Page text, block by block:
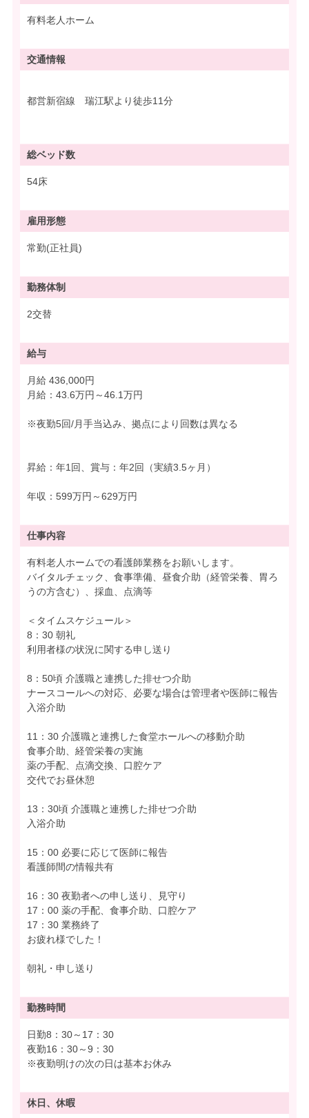
有料老人ホーム
交通情報
都営新宿線 瑞江駅より徒歩11分
総ベッド数
54床
雇用形態
常勤(正社員)
勤務体制
2交替
給与
月給 436,000円
月給：43.6万円～46.1万円
※夜勤5回/月手当込み、拠点により回数は異なる
昇給：年1回、賞与：年2回（実績3.5ヶ月）
年収：599万円～629万円
仕事内容
有料老人ホームでの看護師業務をお願いします。
バイタルチェック、食事準備、昼食介助（経管栄養、胃ろ
うの方含む）、採血、点滴等
＜タイムスケジュール＞
8：30 朝礼
利用者様の状況に関する申し送り
8：50頃 介護職と連携した排せつ介助
ナースコールへの対応、必要な場合は管理者や医師に報告
入浴介助
11：30 介護職と連携した食堂ホールへの移動介助
食事介助、経管栄養の実施
薬の手配、点滴交換、口腔ケア
交代でお昼休憩
13：30頃 介護職と連携した排せつ介助
入浴介助
15：00 必要に応じて医師に報告
看護師間の情報共有
16：30 夜勤者への申し送り、見守り
17：00 薬の手配、食事介助、口腔ケア
17：30 業務終了
お疲れ様でした！
朝礼・申し送り
勤務時間
日勤8：30～17：30
夜勤16：30～9：30
※夜勤明けの次の日は基本お休み
休日、休暇